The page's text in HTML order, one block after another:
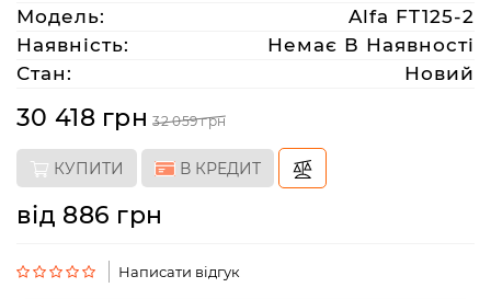
(063)
212
08
76
artmoto.info@gmail.com
Режим
роботи:
Пт
Модель:
Alfa FT125-2
Наявність:
Немає В Наявності
Стан:
Новий
30 418 грн 32 059 грн
КУПИТИ В КРЕДИТ
від 886 грн
Написати відгук